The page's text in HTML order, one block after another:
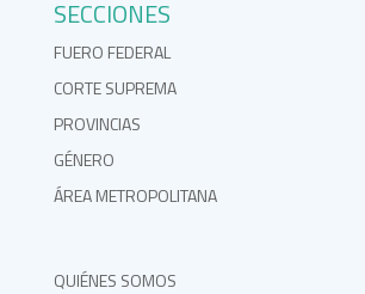
SECCIONES
FUERO FEDERAL
CORTE SUPREMA
PROVINCIAS
GÉNERO
ÁREA METROPOLITANA
QUIÉNES SOMOS